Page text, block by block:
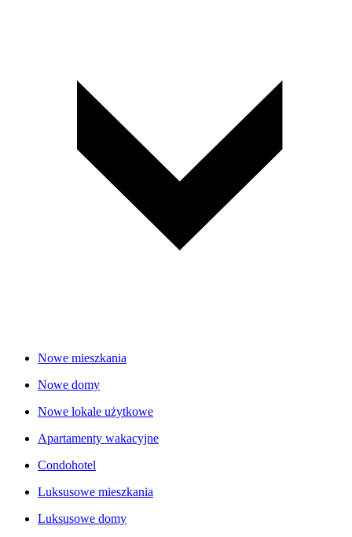
Nowe mieszkania
Nowe domy
Nowe lokale użytkowe
Apartamenty wakacyjne
Condohotel
Luksusowe mieszkania
Luksusowe domy